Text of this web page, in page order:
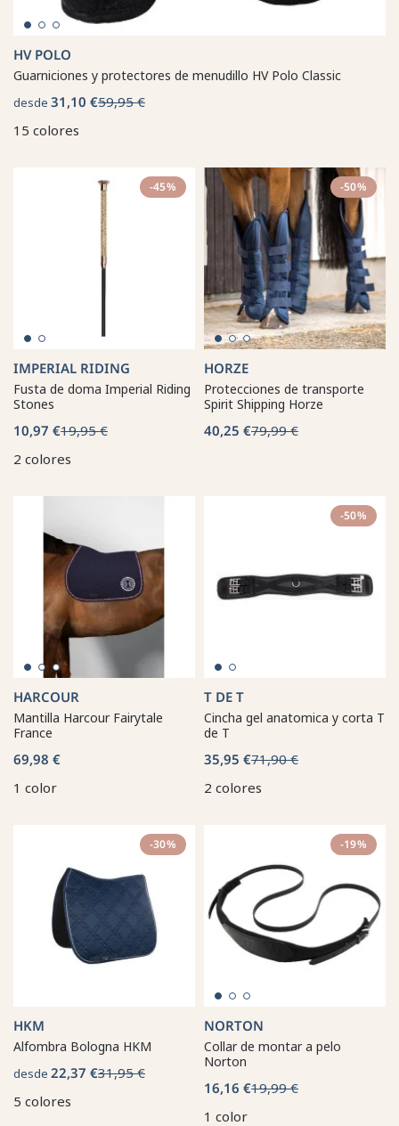
HV POLO
Guarniciones y protectores de menudillo HV Polo Classic
desde 31,10 €59,95 €
15 colores
-45%
IMPERIAL RIDING
Fusta de doma Imperial Riding
Stones
10,97 €19,95 €
2 colores
-50%
HORZE
Protecciones de transporte
Spirit Shipping Horze
40,25 €79,99 €
HARCOUR
Mantilla Harcour Fairytale
France
69,98 €
1 color
-50%
T DE T
Cincha gel anatomica y corta T
de T
35,95 €71,90 €
2 colores
-30%
HKM
Alfombra Bologna HKM
desde 22,37 €31,95 €
5 colores
-19%
NORTON
Collar de montar a pelo
Norton
16,16 €19,99 €
1 color